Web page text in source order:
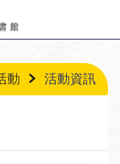
動 活動資訊